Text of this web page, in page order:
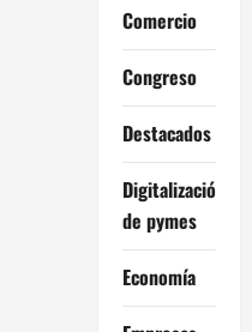
Comercio
Congreso
Destacados
Digitalización
de pymes
Economía